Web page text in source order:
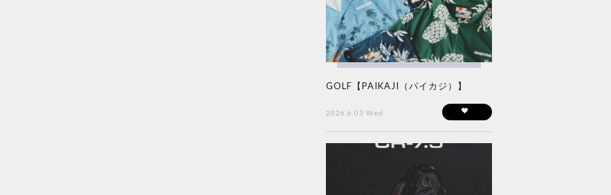
GOLF【PAIKAJI（パイカジ）】
2026.6.03 Wed